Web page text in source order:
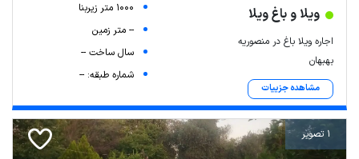
ویلا و باغ ویلا
اجاره ویلا باغ در منصوریه
بهبهان
مشاهده جزییات
1000 متر زیربنا
-- متر زمین
سال ساخت --
شماره طبقه: --
1 تصویر